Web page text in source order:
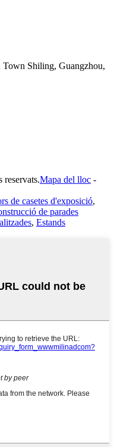
Shiling, Guangzhou,
Mapa del lloc -
de casetes d'exposició,
de parades
, Estands